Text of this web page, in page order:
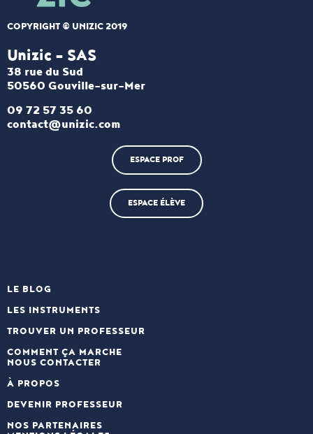
COPYRIGHT © UNIZIC 2019
Unizic - SAS​
38 rue du Sud
50560 Gouville-sur-Mer
09 72 57 35 60
contact@unizic.com
ESPACE PROF
ESPACE ÉLÈVE
LE BLOG
LES INSTRUMENTS
TROUVER UN PROFESSEUR
COMMENT ÇA MARCHE
NOUS CONTACTER
À PROPOS
DEVENIR PROFESSEUR
NOS PARTENAIRES